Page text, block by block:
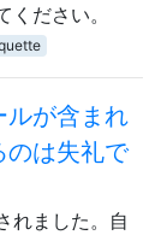
ださい。
ルが含まれ
のは失礼で
れました。自